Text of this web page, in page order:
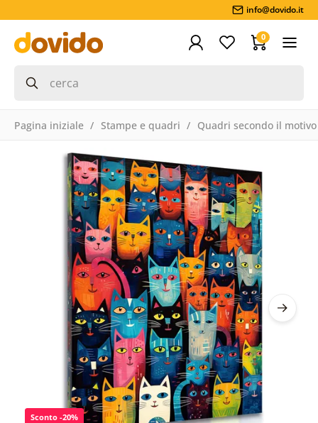
info@dovido.it
0
Pagina iniziale Stampe e quadri Quadri secondo il motivo
Sconto -20%